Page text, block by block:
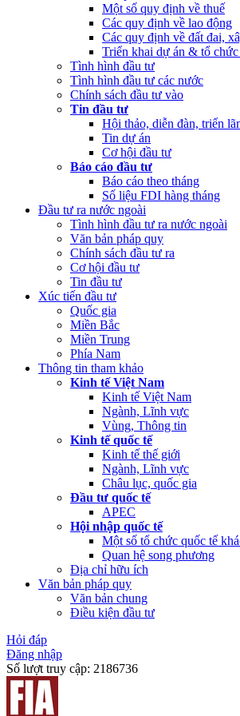
(Thứ Hai, 20/03/2023 05:17)Công bố công
sách nhà nước năm 2022 cùa Trung tâm Xúc
(Thứ Sáu, 24/02/2023 05:43)Việt Nam, Bỉ
mới sáng tạo
Một số quy định về thuế
Các quy định về lao động
Các quy định về đất đai,
Triển khai dự án & tổ
Tình hình đầu tư
Tình hình đầu tư các nước
Chính sách đầu tư vào
Tin đầu tư
Hội thảo, diễn đàn, triển
Tin dự án
Cơ hội đầu tư
Báo cáo đầu tư
Báo cáo theo tháng
Số liệu FDI hàng tháng
Đầu tư ra nước ngoài
Tình hình đầu tư ra nước ngoài
Văn bản pháp quy
Chính sách đầu tư ra
Cơ hội đầu tư
Tin đầu tư
Xúc tiến đầu tư
Quốc gia
Miền Bắc
Miền Trung
Phía Nam
Thông tin tham khảo
Kinh tế Việt Nam
Kinh tế Việt Nam
Ngành, Lĩnh vực
Vùng, Thông tin
Kinh tế quốc tế
Kinh tế thế giới
Ngành, Lĩnh vực
Châu lục, quốc gia
Đầu tư quốc tế
APEC
Hội nhập quốc tế
Một số tổ chức quốc tế
Quan hệ song phương
Địa chỉ hữu ích
Văn bản pháp quy
Văn bản chung
Điều kiện đầu tư
Hỏi đáp
Đăng nhập
Số lượt truy cập: 2186736